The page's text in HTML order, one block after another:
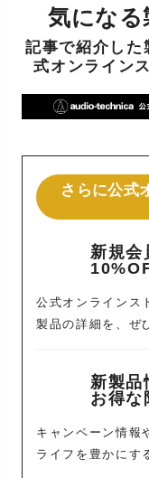
気になる
記事で紹介した
式オンライン
さらに公式
新規会
公式オンラインス
製品の詳細を、ぜ
新製品
お得な
キャンペーン情報
ライフを豊かにす